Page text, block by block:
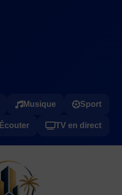
Musique Sport
Écouter TV en direct